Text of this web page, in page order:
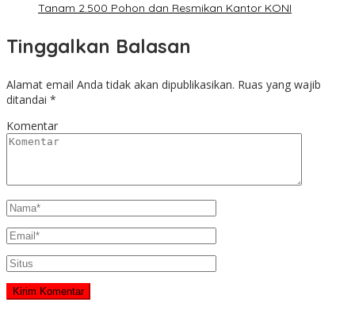
Tanam 2.500 Pohon dan Resmikan Kantor KONI
Tinggalkan Balasan
Alamat email Anda tidak akan dipublikasikan. Ruas yang wajib
ditandai *
Komentar